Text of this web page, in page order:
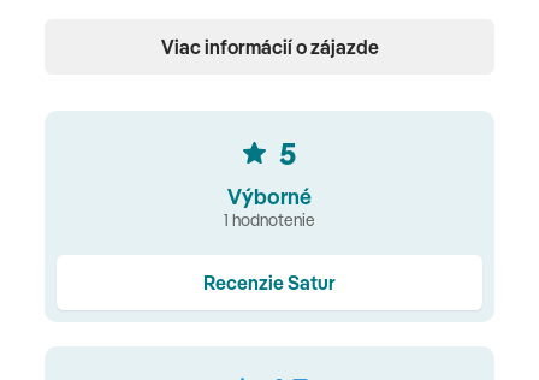
upravenými plochami na slnenie
klimatizácia • spálna s manželskou alebo oddelenými
postelami • kúpeľňa so sprchou alebo vaňou • sušič
vlasov • SAT TV • Wi‑Fi zdarma • trezor • minibar •
kávovar • balkón alebo terasa
Viac informácií o zájazde
5
Výborné
1 hodnotenie
Recenzie Satur